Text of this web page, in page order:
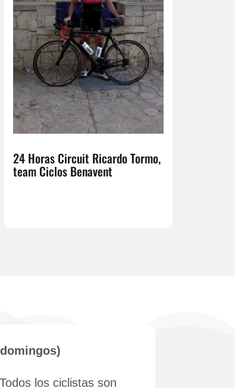
24 Horas Circuit Ricardo Tormo,
team Ciclos Benavent
los ciclistas son